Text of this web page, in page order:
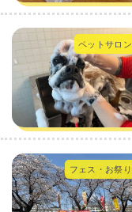
ペットサロン
フェス・お祭り